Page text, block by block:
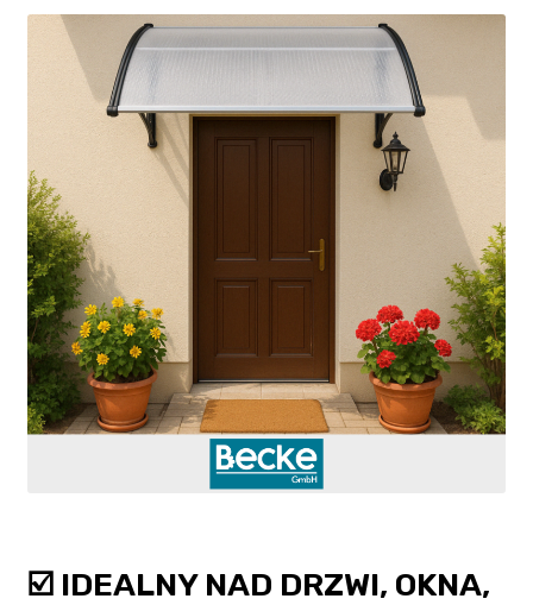
☑️ IDEALNY NAD DRZWI, OKNA,